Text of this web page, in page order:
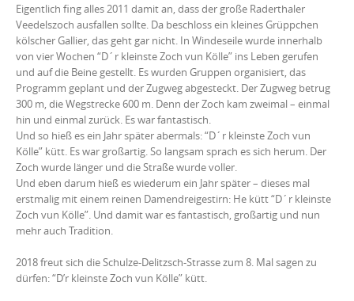
Eigentlich fing alles 2011 damit an, dass der große Raderthaler
Veedelszoch ausfallen sollte. Da beschloss ein kleines Grüppchen
kölscher Gallier, das geht gar nicht. In Windeseile wurde innerhalb
von vier Wochen “D´r kleinste Zoch vun Kölle” ins Leben gerufen
und auf die Beine gestellt. Es wurden Gruppen organisiert, das
Programm geplant und der Zugweg abgesteckt. Der Zugweg betrug
300 m, die Wegstrecke 600 m. Denn der Zoch kam zweimal – einmal
hin und einmal zurück. Es war fantastisch.
Und so hieß es ein Jahr später abermals: “D´r kleinste Zoch vun
Kölle” kütt. Es war großartig. So langsam sprach es sich herum. Der
Zoch wurde länger und die Straße wurde voller.
Und eben darum hieß es wiederum ein Jahr später – dieses mal
erstmalig mit einem reinen Damendreigestirn: He kütt “D´r kleinste
Zoch vun Kölle”. Und damit war es fantastisch, großartig und nun
mehr auch Tradition.
2018 freut sich die Schulze-Delitzsch-Strasse zum 8. Mal sagen zu
dürfen: “D’r kleinste Zoch vun Kölle” kütt.